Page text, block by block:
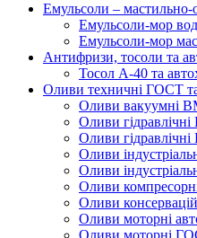
Емульсоли –
Емульсоли-мор
Емульсоли-мор
Антифризи, тосоли та
Тосол А-40 та
Оливи техничні ГОСТ
Оливи вакуумні
Оливи гідравлічні
Оливи
Оливи
Оливи
Оливи
Оливи
Оливи моторні
Оливи моторні